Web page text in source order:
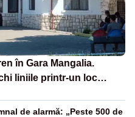
în Gara Mangalia.
liniile printr-un loc
de alarmă: „Peste 500 de